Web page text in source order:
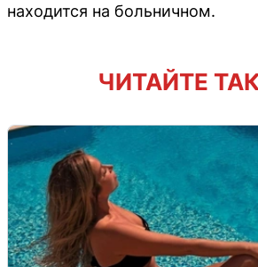
находится на больничном.
ЧИТАЙТЕ